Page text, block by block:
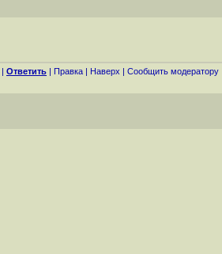
| Ответить | Правка | Наверх | Cообщить модератору